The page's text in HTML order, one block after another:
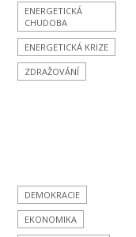
ENERGETICKÁ
CHUDOBA
ENERGETICKÁ KRIZE
ZDRAŽOVÁNÍ
DEMOKRACIE
EKONOMIKA